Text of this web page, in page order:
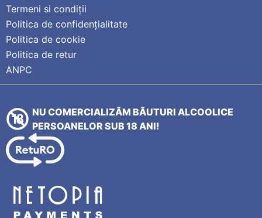
Termeni si condiții
Politica de confidențialitate
Politica de cookie
Politica de retur
ANPC
NU COMERCIALIZĂM BĂUTURI ALCOOLICE
PERSOANELOR SUB 18 ANI!